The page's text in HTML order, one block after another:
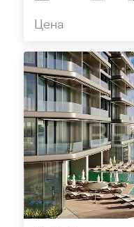
Цена